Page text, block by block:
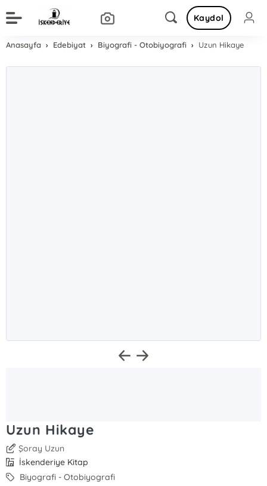
Kaydol
Anasayfa Edebiyat Biyografi - Otobiyografi Uzun Hikaye
Uzun Hikaye
Şoray Uzun
İskenderiye Kitap
Biyografi - Otobiyografi